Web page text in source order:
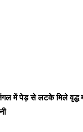
जंगल में पेड़ से लटके मिले